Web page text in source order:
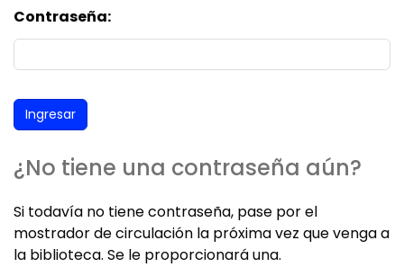
Contraseña:
¿No tiene una contraseña aún?
Si todavía no tiene contraseña, pase por el
mostrador de circulación la próxima vez que venga a
la biblioteca. Se le proporcionará una.